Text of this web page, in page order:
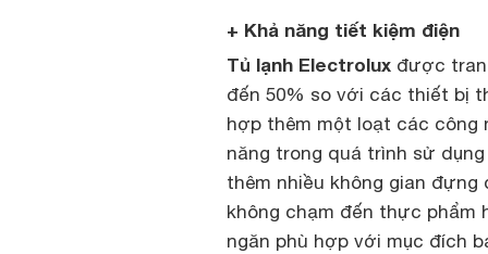
+ Khả năng tiết kiệm điện
Tủ lạnh Electrolux được
đến 50% so với các thiết bị
hợp thêm một loạt các công
năng trong quá trình sử
thêm nhiều không gian
không chạm đến thực phẩm
ngăn phù hợp với mục đích